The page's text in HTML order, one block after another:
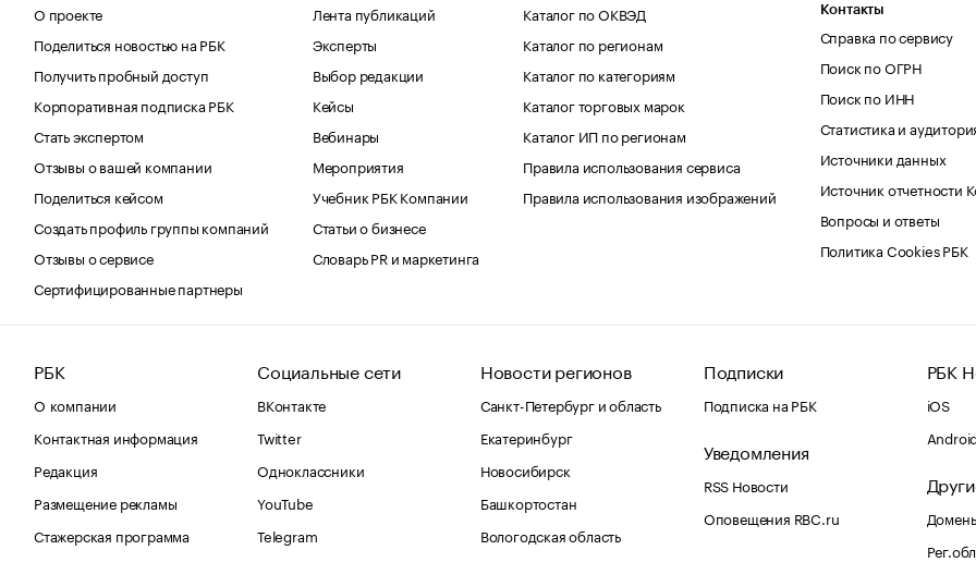
О проекте
Поделиться новостью на РБК
Получить пробный доступ
Корпоративная подписка РБК
Стать экспертом
Отзывы о вашей компании
Поделиться кейсом
Создать профиль группы компаний
Отзывы о сервисе
Сертифицированные партнеры
Лента публикаций
Эксперты
Выбор редакции
Кейсы
Вебинары
Мероприятия
Учебник РБК Компании
Статьи о бизнесе
Словарь PR и маркетинга
Каталог по ОКВЭД
Каталог по регионам
Каталог по категориям
Каталог торговых марок
Каталог ИП по регионам
Правила использования сервиса
Правила использования изображений
Контакты
Справка по сервису
Поиск по ОГРН
Поиск по ИНН
Статистика и
Источники данных
Источник отчетности
Вопросы и ответы
Политика Cookies РБК
РБК
О компании
Контактная информация
Редакция
Размещение рекламы
Стажерская программа
Социальные сети
ВКонтакте
Twitter
Одноклассники
YouTube
Telegram
Новости регионов
Санкт-Петербург и область
Екатеринбург
Новосибирск
Башкортостан
Вологодская область
Подписки
Подписка на РБК
Уведомления
RSS Новости
Оповещения RBC.ru
РБК
iOS